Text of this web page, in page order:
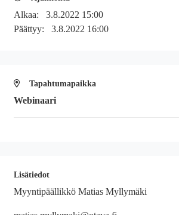
Alkaa: 3.8.2022 15:00
Päättyy: 3.8.2022 16:00
Tapahtumapaikka
Webinaari
Lisätiedot
Myyntipäällikkö Matias Myllymäki